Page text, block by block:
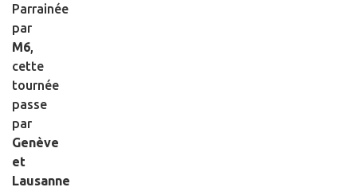
Parrainée
par
M6,
cette
tournée
passe
par
Genève
et
Lausanne